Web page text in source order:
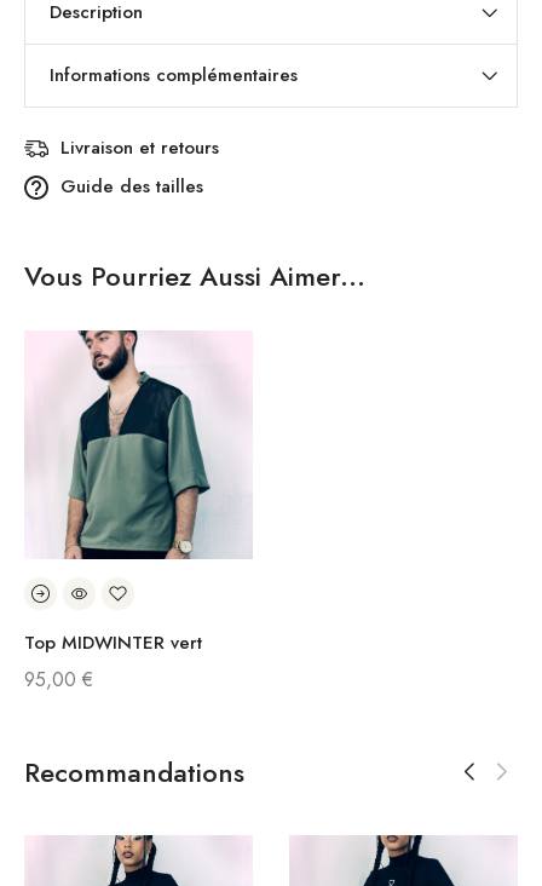
Description
Informations complémentaires
Livraison et retours
Guide des tailles
Vous Pourriez Aussi Aimer...
Top MIDWINTER vert
95,00 €
Recommandations